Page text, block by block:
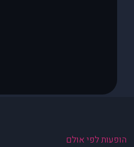
הופעות לפי אולם